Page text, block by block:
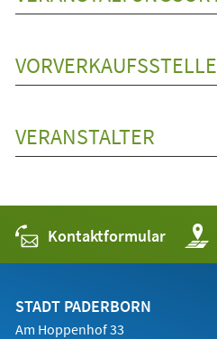
VORVERKAUFSSTELLE
VERANSTALTER
Kontaktformular
in
STADT PADERBORN
Am Hoppenhof 33